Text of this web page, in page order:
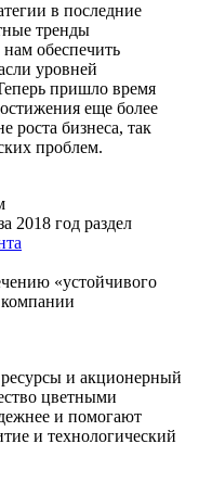
в последние
тренды
обеспечить
уровней
пришло время
еще более
роста бизнеса, так
проблем.
2018 год раздел
«устойчивого
компании
и акционерный
цветными
и помогают
и технологический